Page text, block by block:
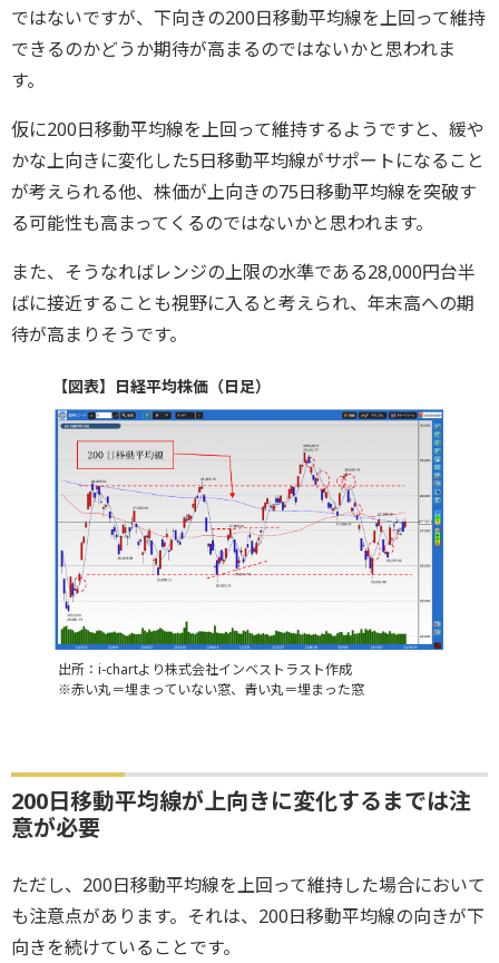
ではないですが、下向きの200日移動平均線を上回って維持
できるのかどうか期待が高まるのではないかと思われま
す。
仮に200日移動平均線を上回って維持するようですと、緩や
かな上向きに変化した5日移動平均線がサポートになること
が考えられる他、株価が上向きの75日移動平均線を突破す
る可能性も高まってくるのではないかと思われます。
また、そうなればレンジの上限の水準である28,000円台半
ばに接近することも視野に入ると考えられ、年末高への期
待が高まりそうです。
【図表】日経平均株価（日足）
出所：i-chartより株式会社インベストラスト作成
※赤い丸＝埋まっていない窓、青い丸＝埋まった窓
200日移動平均線が上向きに変化するまでは注
意が必要
ただし、200日移動平均線を上回って維持した場合において
も注意点があります。それは、200日移動平均線の向きが下
向きを続けていることです。